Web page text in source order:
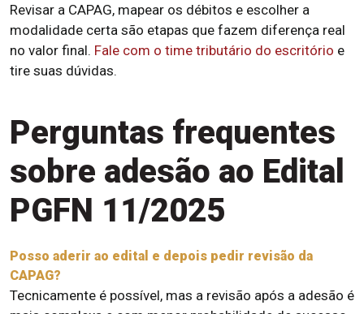
Revisar a CAPAG, mapear os débitos e escolher a
modalidade certa são etapas que fazem diferença real
no valor final. Fale com o time tributário do escritório e
tire suas dúvidas.
Perguntas frequentes
sobre adesão ao Edital
PGFN 11/2025
Posso aderir ao edital e depois pedir revisão da
CAPAG?
Tecnicamente é possível, mas a revisão após a adesão é